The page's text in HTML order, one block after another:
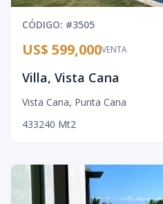
CÓDIGO: #3505
VENTA
US$ 599,000
Villa, Vista Cana
Vista Cana, Punta Cana
433240 Mt2